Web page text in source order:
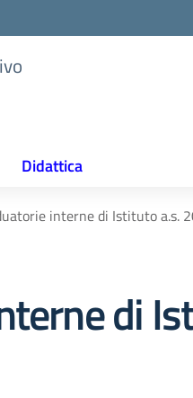
Didattica
interne di Istituto a.s.
di